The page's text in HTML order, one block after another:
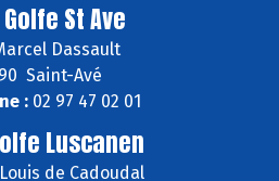
St Ave
Dassault
Saint-Avé
:02 97 47 02 01
Luscanen
de Cadoudal